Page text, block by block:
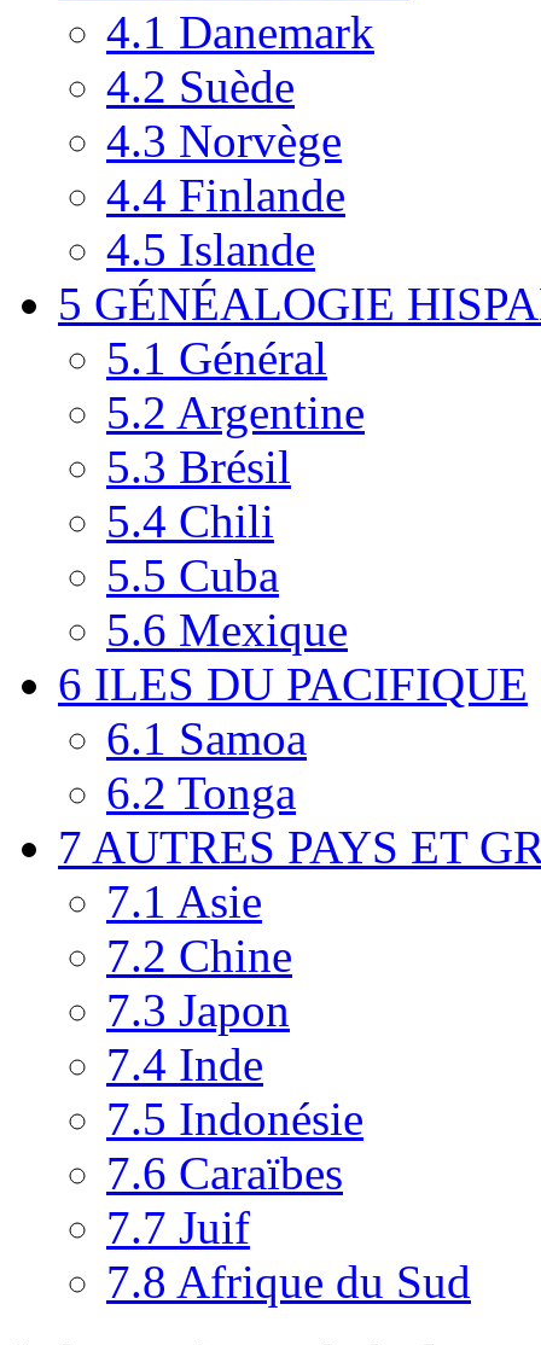
4.1 Danemark
4.2 Suède
4.3 Norvège
4.4 Finlande
4.5 Islande
5 GÉNÉALOGIE
5.1 Général
5.2 Argentine
5.3 Brésil
5.4 Chili
5.5 Cuba
5.6 Mexique
6 ILES DU PACIFIQUE
6.1 Samoa
6.2 Tonga
7 AUTRES PAYS ET
7.1 Asie
7.2 Chine
7.3 Japon
7.4 Inde
7.5 Indonésie
7.6 Caraïbes
7.7 Juif
7.8 Afrique du Sud